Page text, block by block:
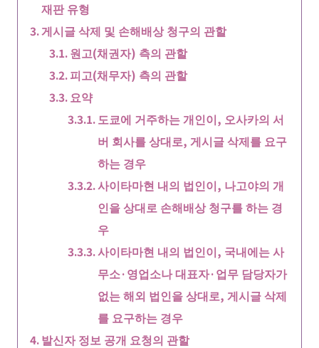
재판 유형
게시글 삭제 및 손해배상 청구의 관할
원고(채권자) 측의 관할
피고(채무자) 측의 관할
요약
도쿄에 거주하는 개인이, 오사카의 서
버 회사를 상대로, 게시글 삭제를 요구
하는 경우
사이타마현 내의 법인이, 나고야의 개
인을 상대로 손해배상 청구를 하는 경
우
사이타마현 내의 법인이, 국내에는 사
무소·영업소나 대표자·업무 담당자가
없는 해외 법인을 상대로, 게시글 삭제
를 요구하는 경우
발신자 정보 공개 요청의 관할